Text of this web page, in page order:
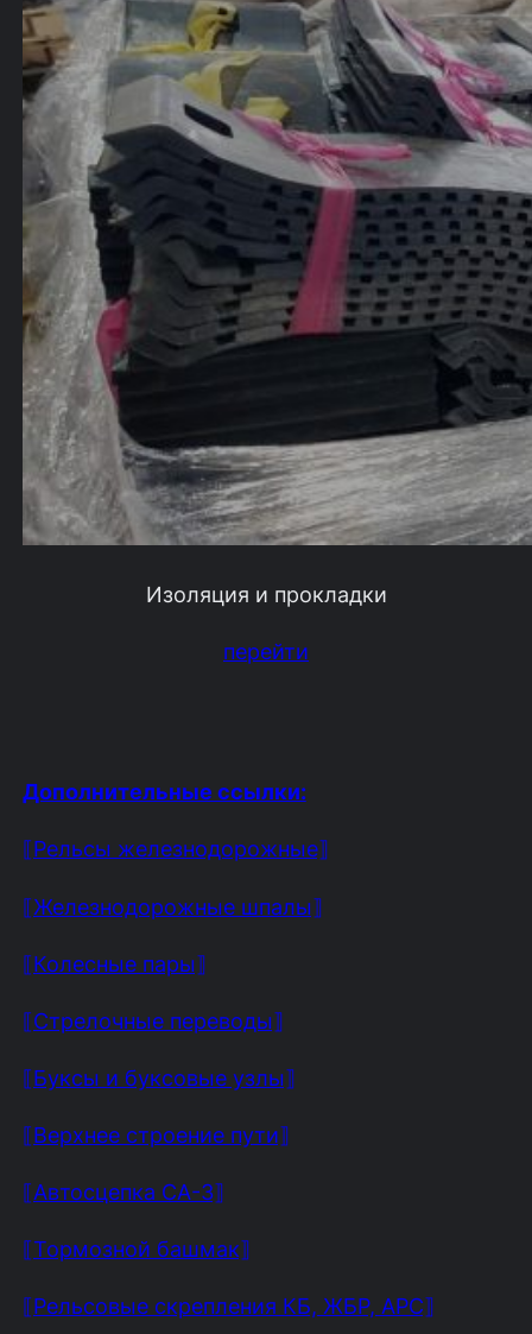
Изоляция и прокладки
перейти
Дополнительные ссылки:
⟦Рельсы железнодорожные⟧
⟦Железнодорожные шпалы⟧
⟦Колесные пары⟧
⟦Стрелочные переводы⟧
⟦Буксы и буксовые узлы⟧
⟦Верхнее строение пути⟧
⟦Автосцепка СА-3⟧
⟦Тормозной башмак⟧
⟦Рельсовые скрепления КБ, ЖБР, АРС⟧